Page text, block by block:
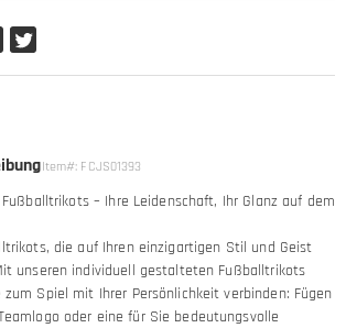
Item#: FCJS01393
– Ihre Leidenschaft, Ihr Glanz auf dem
die auf Ihren einzigartigen Stil und Geist
unseren individuell gestalteten Fußballtrikots
zum Spiel mit Ihrer Persönlichkeit verbinden: Fügen
oder eine für Sie bedeutungsvolle